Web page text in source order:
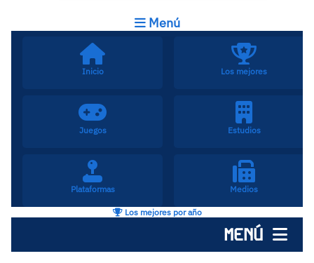
Menú
Inicio Los mejores
Juegos Estudios
Plataformas Medios
Los mejores por año
MENÚ